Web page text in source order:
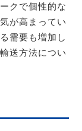
クで個性的な
が高まってい
需要も増加し
送方法につい